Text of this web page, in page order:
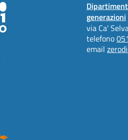
generazioni
via Ca'
telefono
email